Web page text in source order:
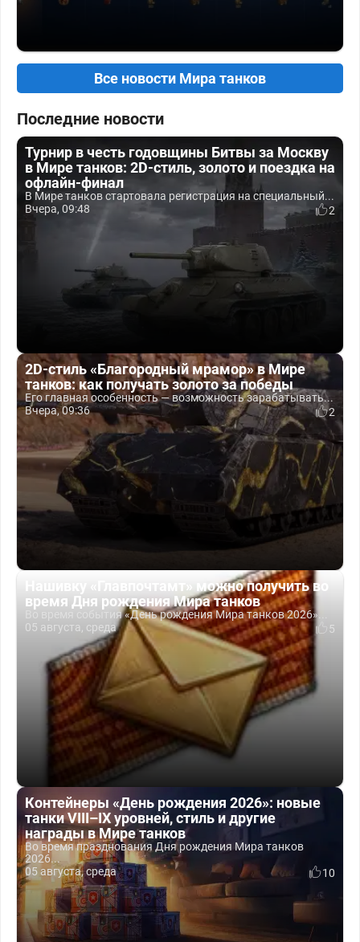
Все новости Мира танков
Последние новости
Турнир в честь годовщины Битвы за Москву
в Мире танков: 2D-стиль, золото и поездка на
офлайн-финал
В Мире танков стартовала регистрация на специальный...
Вчера, 09:48
2
2D-стиль «Благородный мрамор» в Мире
танков: как получать золото за победы
Его главная особенность — возможность зарабатывать...
Вчера, 09:36
2
Нашивку «Главпочтамт» можно получить во
время Дня рождения Мира танков
Во время события «День рождения Мира танков 2026»...
05 августа, среда
5
Контейнеры «День рождения 2026»: новые
танки VIII–IX уровней, стиль и другие
награды в Мире танков
Во время празднования Дня рождения Мира танков
2026...
05 августа, среда
10